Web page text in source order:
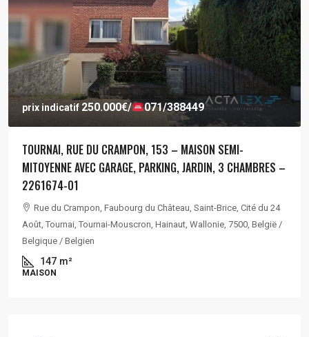
prix indicatif 250.000€/ 071/388449
TOURNAI, RUE DU CRAMPON, 153 – MAISON SEMI-
MITOYENNE AVEC GARAGE, PARKING, JARDIN, 3 CHAMBRES –
2261674-01
Rue du Crampon, Faubourg du Château, Saint-Brice, Cité du 24
Août, Tournai, Tournai-Mouscron, Hainaut, Wallonie, 7500, België /
Belgique / Belgien
147 m²
MAISON